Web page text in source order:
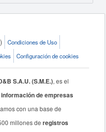
Condiciones de Uso
Configuración de cookies
S.A.U. (S.M.E.), es el
información de empresas
con una base de
millones deregistros